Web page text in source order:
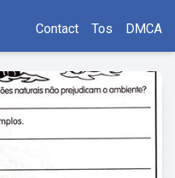
Contact Tos DMCA